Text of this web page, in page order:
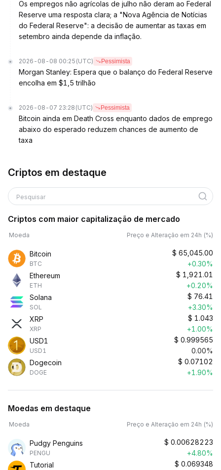
Os empregos não agrícolas de julho não deram ao Federal
Reserve uma resposta clara; a "Nova Agência de Notícias
do Federal Reserve": a decisão de aumentar as taxas em
setembro ainda depende da inflação.
2026-08-08 00:25 (UTC) Pessimista
Morgan Stanley: Espera que o balanço do Federal Reserve
encolha em $1,5 trilhão
2026-08-07 23:28 (UTC) Pessimista
Bitcoin ainda em Death Cross enquanto dados de emprego
abaixo do esperado reduzem chances de aumento de
taxa
Criptos em destaque
Pesquisar
Criptos com maior capitalização de mercado
Moeda Preço e Alteração em 24h (%)
Bitcoin
BTC
$ 65,045.00
+0.30%
Ethereum
ETH
$ 1,921.01
+0.20%
Solana
SOL
$ 76.41
+3.30%
XRP
XRP
$ 1.043
+1.00%
USD1
USD1
$ 0.999565
0.00%
Dogecoin
DOGE
$ 0.07102
+1.90%
Moedas em destaque
Moeda Preço e Alteração em 24h (%)
Pudgy Penguins
PENGU
$ 0.00628223
+4.80%
Tutorial
$ 0.069348